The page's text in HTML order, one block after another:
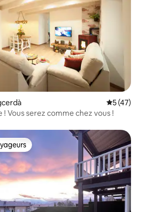
5 (47)
! Vous serez comme chez vous !
les plus appréciés